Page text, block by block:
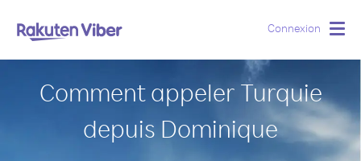
Connexion
Comment appeler Turquie
depuis Dominique